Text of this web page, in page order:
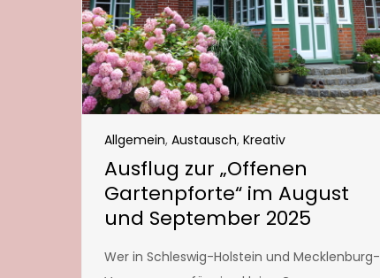
Allgemein, Austausch, Kreativ
Ausflug zur „Offenen
Gartenpforte“ im August
und September 2025
Wer in Schleswig-Holstein und Mecklenburg-